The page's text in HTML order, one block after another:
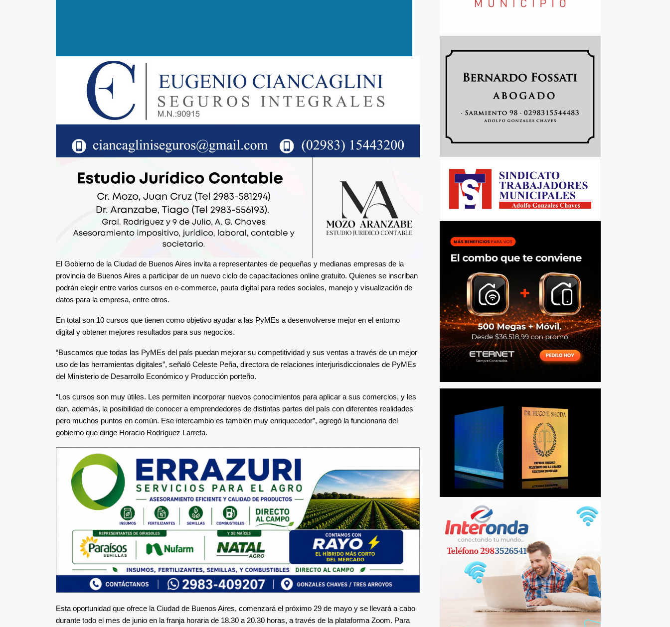
El Gobierno de la Ciudad de Buenos Aires invita a representantes de pequeñas y medianas empresas de la
provincia de Buenos Aires a participar de un nuevo ciclo de capacitaciones online gratuito. Quienes se inscriban
podrán elegir entre varios cursos en e-commerce, pauta digital para redes sociales, manejo y visualización de
datos para la empresa, entre otros.
En total son 10 cursos que tienen como objetivo ayudar a las PyMEs a desenvolverse mejor en el entorno
digital y obtener mejores resultados para sus negocios.
“Buscamos que todas las PyMEs del país puedan mejorar su competitividad y sus ventas a través de un mejor
uso de las herramientas digitales”, señaló Celeste Peña, directora de relaciones interjurisdiccionales de PyMEs
del Ministerio de Desarrollo Económico y Producción porteño.
“Los cursos son muy útiles. Les permiten incorporar nuevos conocimientos para aplicar a sus comercios, y les
dan, además, la posibilidad de conocer a emprendedores de distintas partes del país con diferentes realidades
pero muchos puntos en común. Ese intercambio es también muy enriquecedor”, agregó la funcionaria del
gobierno que dirige Horacio Rodríguez Larreta.
Esta oportunidad que ofrece la Ciudad de Buenos Aires, comenzará el próximo 29 de mayo y se llevará a cabo
durante todo el mes de junio en la franja horaria de 18.30 a 20.30 horas, a través de la plataforma Zoom. Para